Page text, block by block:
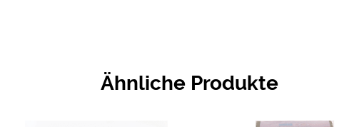
Ähnliche Produkte